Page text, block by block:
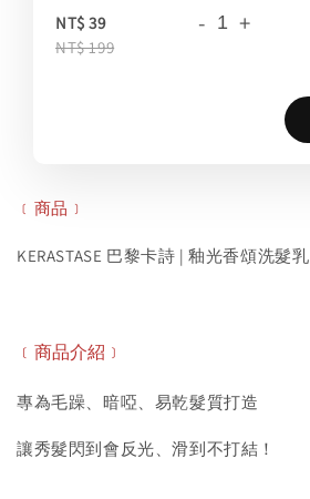
NT$ 39
NT$ 199
- +
﹝商品﹞
KERASTASE 巴黎卡詩 | 釉光香頌洗髮乳
﹝商品介紹﹞
專為毛躁、暗啞、易乾髮質打造
讓秀髮閃到會反光、滑到不打結！